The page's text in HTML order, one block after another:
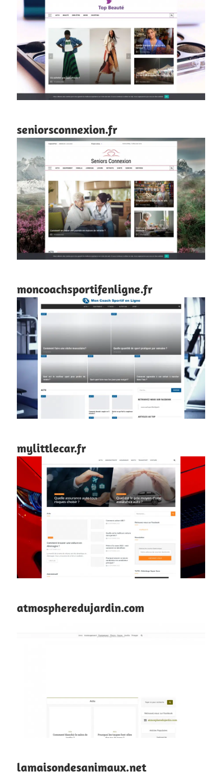
seniorsconnexion.fr
moncoachsportifenligne.fr
mylittlecar.fr
atmospheredujardin.com
lamaisondesanimaux.net